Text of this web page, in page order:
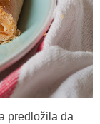
predložila da